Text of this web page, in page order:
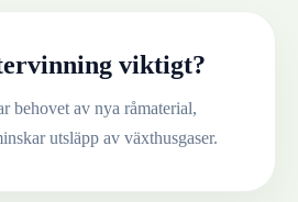
viktigt?
behovet av nya råmaterial,
utsläpp av växthusgaser.